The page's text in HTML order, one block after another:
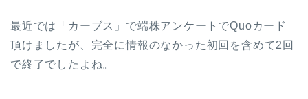
最近では「カーブス」で端株アンケートでQuoカード
頂けましたが、完全に情報のなかった初回を含めて2回
で終了でしたよね。